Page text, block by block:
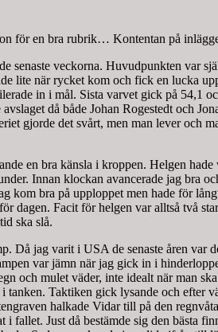
för en bra rubrik… Kontentan på
senaste veckorna. Huvudpunkten var
lite när rycket kom och fick en lucka
in i mål. Sista varvet gick på 54,1
då både Johan Rogestedt och
gjorde det svårt, men man lever och
en bra känsla i kroppen. Helgen
Innan klockan avancerade jag bra
kom bra på upploppet men hade för
dagen. Facit för helgen var alltså två
ska slå.
Då jag varit i USA de senaste åren var
var jämn när jag gick in i
och mulet väder, inte idealt när man
tanken. Taktiken gick lysande och efter
halkade Vidar till på den
i fallet. Just då bestämde sig den bästa